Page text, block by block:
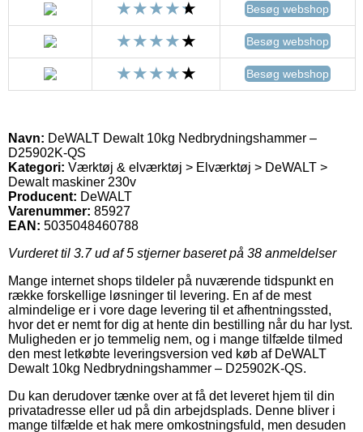
Besøg webshop
Besøg webshop
Besøg webshop
Navn: DeWALT Dewalt 10kg Nedbrydningshammer –
D25902K-QS
Kategori: Værktøj & elværktøj > Elværktøj > DeWALT >
Dewalt maskiner 230v
Producent: DeWALT
Varenummer: 85927
EAN: 5035048460788
Vurderet til 3.7ud af 5 stjerner baseret på 38 anmeldelser
Mange internet shops tildeler på nuværende tidspunkt en
række forskellige løsninger til levering. En af de mest
almindelige er i vore dage levering til et afhentningssted,
hvor det er nemt for dig at hente din bestilling når du har lyst.
Muligheden er jo temmelig nem, og i mange tilfælde tilmed
den mest letkøbte leveringsversion ved køb af DeWALT
Dewalt 10kg Nedbrydningshammer – D25902K-QS.
Du kan derudover tænke over at få det leveret hjem til din
privatadresse eller ud på din arbejdsplads. Denne bliver i
mange tilfælde et hak mere omkostningsfuld, men desuden